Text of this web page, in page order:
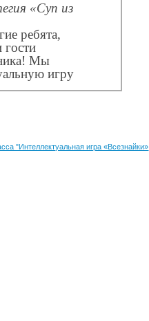
"Интеллектуальная игра «Всезнайки»